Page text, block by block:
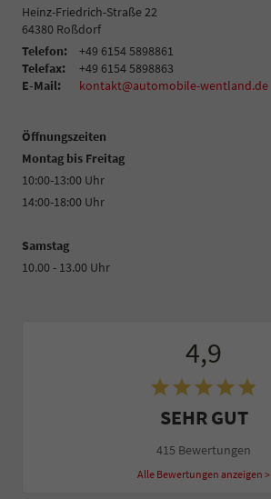
Heinz-Friedrich-Straße 22
64380 Roßdorf
Telefon:
+49 6154 5898861
Telefax:
+49 6154 5898863
E-Mail:
kontakt@automobile-wentland.de
Öffnungszeiten
Montag bis Freitag
10:00-13:00 Uhr
14:00-18:00 Uhr
Samstag
10.00 - 13.00 Uhr
4,9
SEHR GUT
415 Bewertungen
Alle Bewertungen anzeigen >